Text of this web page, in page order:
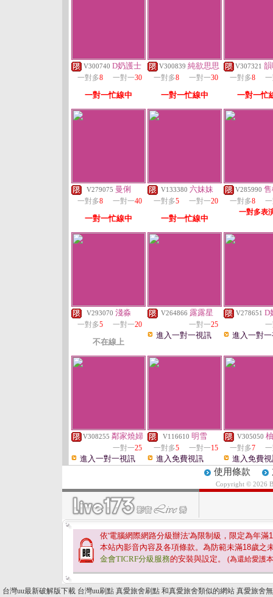
V300740 D奶護士
一對多8 一對一30
一對一忙線中
V300839 純欲思思
一對多8 一對一30
一對一忙線中
V307321
一對多8
一對一忙
V279075 曼俐
一對多8 一對一40
一對一忙線中
V133380 六妹妹
一對多5 一對一20
一對一忙線中
V285990
一對多8
一對多表
V293070 淺淼
一對多5 一對一20
不在線上
V264866 露露星
一對一25
進入一對一視訊
V278651 D
進入一對
V308255 鄰家燒婦
一對一25
進入一對一視訊
V116610 明雪
一對多5 一對一15
進入免費視訊
V305050
一對多7
進入免費
使用條款
Copyright © 2026
依'電腦網際網路分級辦法'為限制級，限定為年滿
本站內影音內容及各項條款。為防範未滿18歲之
金會TICRF分級服務的安裝與設定。 (為還給愛護
台灣uu最新破解版下載 台灣uu刷點 真愛旅舍刷點 和真愛旅舍類似的網站 真愛旅舍